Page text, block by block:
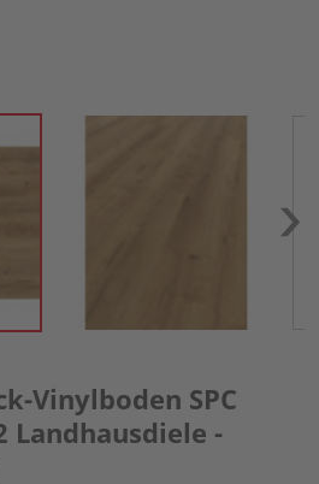
Vinylboden SPC
Landhausdiele -